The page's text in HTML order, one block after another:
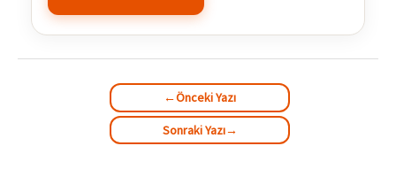
←Önceki Yazı
Sonraki Yazı→